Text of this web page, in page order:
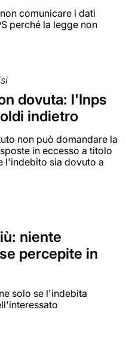
comunicare i dati
perché la legge non
dovuta: l'Inps
indietro
non può domandare la
in eccesso a titolo
l'indebito sia dovuto a
niente
percepite in
solo se l'indebita